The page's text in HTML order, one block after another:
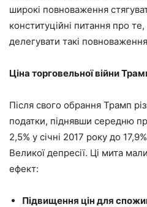
широкі повноваження
конституційні питання про
делегувати такі
Ціна торговельної війни
Після свого обрання Трамп
податки, піднявши середню
2,5% у січні 2017 року до
Великої депресії. Ці мита
ефект:
Підвищення цін для